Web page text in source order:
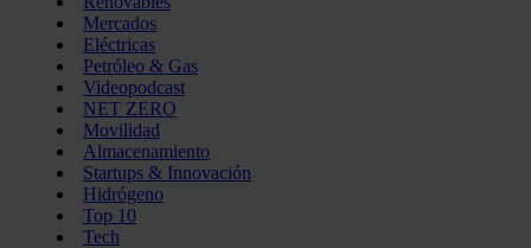
Mercados
Eléctricas
Petróleo & Gas
Videopodcast
NET ZERO
Movilidad
Almacenamiento
Startups & Innovación
Hidrógeno
Top 10
Tech